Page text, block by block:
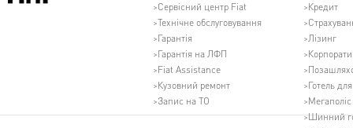
Сервісний центр Fiat
Технічне обслуговування
Гарантія
Гарантія на ЛФП
Fiat Assistance
Кузовний ремонт
Запис на ТО
Кредит
Лізинг
Готель
Мегаполіс
Шинний